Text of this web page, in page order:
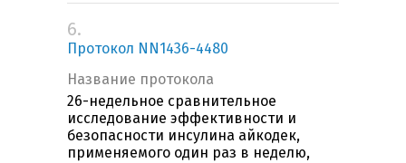
6.
Протокол NN1436-4480
Название протокола
26-недельное сравнительное
исследование эффективности и
безопасности инсулина айкодек,
применяемого один раз в неделю,